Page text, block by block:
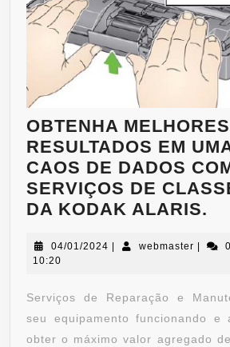
OBTENHA MELHORES
RESULTADOS EM
CAOS DE DADOS
SERVIÇOS DE
DA KODAK ALARIS.
04/01/2024 | webmaster |
10:20
Serviços de Reparação e
seu equipamento funcionando e
obter o máximo valor agregado